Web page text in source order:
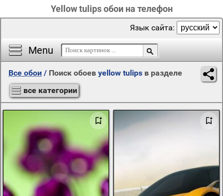
Yellow tulips обои на телефон
Menu
Язык сайта:
Все обои / Поиск обоев yellow tulips в разделе
все категории